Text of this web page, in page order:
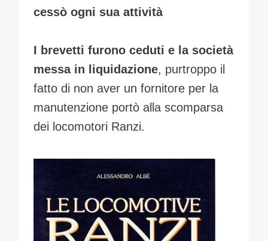
cessò ogni sua attività
I brevetti furono ceduti e la società
messa in liquidazione, purtroppo il
fatto di non aver un fornitore per la
manutenzione portò alla scomparsa
dei locomotori Ranzi.